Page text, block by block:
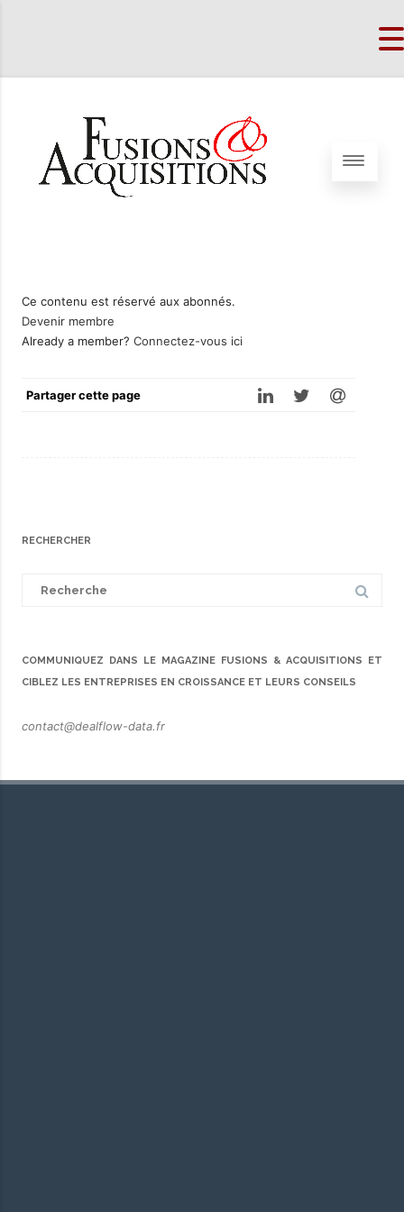
Ce contenu est réservé aux abonnés.
Devenir membre
Already a member? Connectez-vous ici
Partager cette page
RECHERCHER
COMMUNIQUEZ DANS LE MAGAZINE FUSIONS & ACQUISITIONS ET
CIBLEZ LES ENTREPRISES EN CROISSANCE ET LEURS CONSEILS
contact@dealflow-data.fr